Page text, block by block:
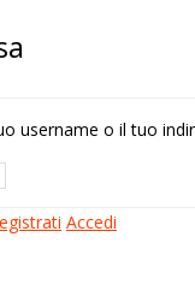
username o il tuo
Accedi